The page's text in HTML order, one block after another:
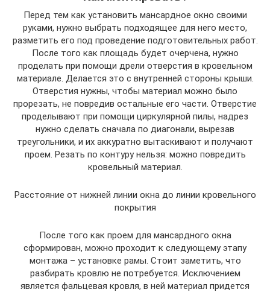
Перед тем как установить мансардное окно своими
руками, нужно выбрать подходящее для него место,
разметить его под проведение подготовительных работ.
После того как площадь будет очерчена, нужно
проделать при помощи дрели отверстия в кровельном
материале. Делается это с внутренней стороны крыши.
Отверстия нужны, чтобы материал можно было
прорезать, не повредив остальные его части. Отверстие
проделывают при помощи циркулярной пилы, надрез
нужно сделать сначала по диагонали, вырезав
треугольники, и их аккуратно вытаскивают и получают
проем. Резать по контуру нельзя: можно повредить
кровельный материал.
Расстояние от нижней линии окна до линии кровельного
покрытия
После того как проем для мансардного окна
сформирован, можно проходит к следующему этапу
монтажа – установке рамы. Стоит заметить, что
разбирать кровлю не потребуется. Исключением
является фальцевая кровля, в ней материал придется